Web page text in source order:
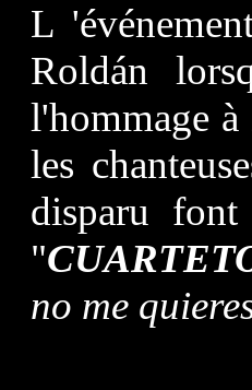
L
Roldán
l'hommage à
les
disparu
"
no me